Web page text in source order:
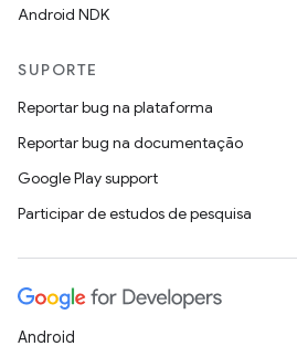
Android NDK
SUPORTE
Reportar bug na plataforma
Reportar bug na documentação
Google Play support
Participar de estudos de pesquisa
Android